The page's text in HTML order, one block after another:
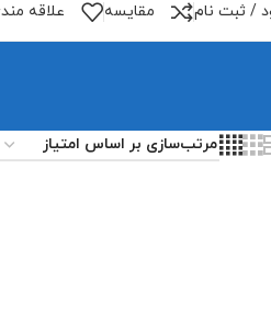
/ ثبت نام مقایسه علاقه